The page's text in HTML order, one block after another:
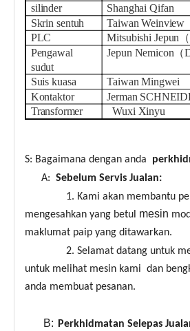
silinder
Shanghai Qifan
Skrin sentuh
Taiwan Weinview
PLC
Mitsubishi Jepun
Pengawal
sudut
Jepun Nemicon（
Suis kuasa
Taiwan Mingwei
Kontaktor
Jerman
Transformer Wuxi Xinyu
S: Bagaimana dengan anda
A: Sebelum Servis Jualan:
1. Kami akan membantu
mengesahkan yang betul mesin
maklumat paip yang ditawarkan.
2. Selamat datang untuk
untuk melihat mesin kami dan
anda membuat pesanan.
B:
Perkhidmatan Selepas